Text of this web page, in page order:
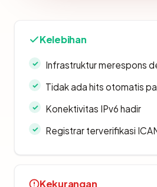
Kelebihan
Infrastruktur merespons
Tidak ada hits otomatis
Konektivitas IPv6 hadir
Registrar terverifikasi
Kekurangan